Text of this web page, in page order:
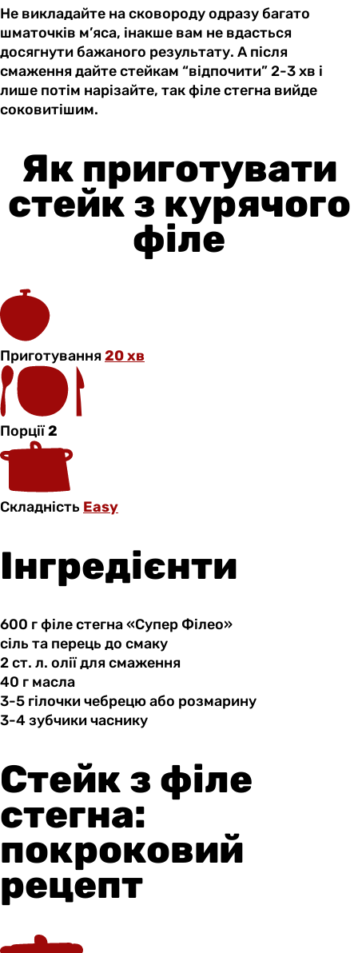
Не викладайте на сковороду одразу багато
шматочків м’яса, інакше вам не вдасться
досягнути бажаного результату. А після
смаження дайте стейкам “відпочити” 2-3 хв і
лише потім нарізайте, так філе стегна вийде
соковитішим.
Як приготувати
стейк з курячого
філе
Приготування20 хв
Порції2
Складність Easy
Інгредієнти
600 гфілестегна «Супер Філео»
сіль та перець до смаку
2 ст. л. олії для смаження
40 г масла
3-5 гілочкичебрецюабо розмарину
3-4 зубчикичаснику
Стейк з філе
стегна:
покроковий
рецепт